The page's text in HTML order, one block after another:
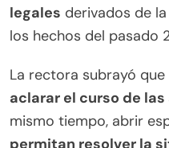
legales derivados de
los hechos del pasado
La rectora subrayó que
aclarar el curso de
mismo tiempo, abrir
permitan resolver la